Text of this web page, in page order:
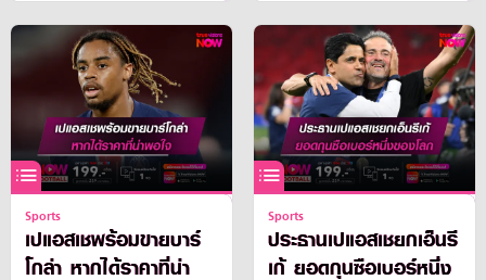
Sports
เปแอสเชพร้อมขายบาร์
โกล่า หากได้ราคาที่น่า
Sports
ประธานเปแอสเชยกเอ็นรี
เก้ ยอดกุนซือเบอร์หนึ่ง